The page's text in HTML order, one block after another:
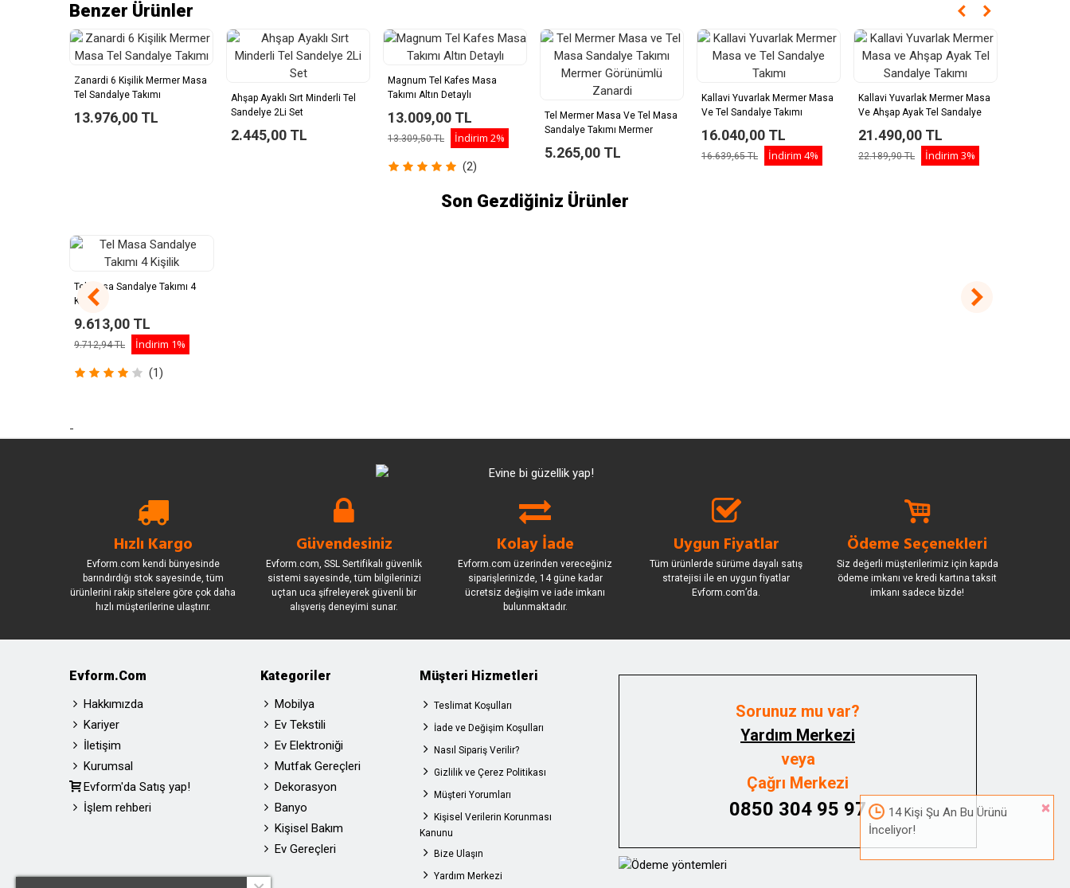
Benzer Ürünler
Zanardi 6 Kişilik Mermer Masa
Tel Sandalye Takımı
13.976,00 TL
Ahşap Ayaklı Sırt Minderli Tel
Sandelye 2Li Set
2.445,00 TL
Magnum Tel Kafes Masa
Takımı Altın Detaylı
13.009,00 TL
13.309,50 TL İndirim 2%
(2)
Tel Mermer Masa Ve Tel Masa
Sandalye Takımı Mermer
5.265,00 TL
Kallavi Yuvarlak Mermer Masa
Ve Tel Sandalye Takımı
16.040,00 TL
16.639,65 TL İndirim 4%
Kallavi Yuvarlak Mermer Masa
Ve Ahşap Ayak Tel Sandalye
21.490,00 TL
22.189,90 TL İndirim 3%
Son Gezdiğiniz Ürünler
Tel Masa Sandalye Takımı 4
Kişilik
9.613,00 TL
9.712,94 TL İndirim 1%
(1)
-
Hızlı Kargo
Evform.com kendi bünyesinde
barındırdığı stok sayesinde, tüm
ürünlerini rakip sitelere göre çok daha
hızlı müşterilerine ulaştırır.
Güvendesiniz
Evform.com, SSL Sertifikalı güvenlik
sistemi sayesinde, tüm bilgilerinizi
uçtan uca şifreleyerek güvenli bir
alışveriş deneyimi sunar.
Kolay İade
Evform.com üzerinden vereceğiniz
siparişlerinizde, 14 güne kadar
ücretsiz değişim ve iade imkanı
bulunmaktadır.
Uygun Fiyatlar
Tüm ürünlerde sürüme dayalı satış
stratejisi ile en uygun fiyatlar
Evform.com’da.
Ödeme Seçenekleri
Siz değerli müşterilerimiz için kapıda
ödeme imkanı ve kredi kartına taksit
imkanı sadece bizde!
Evform.com
Hakkımızda
Kariyer
İletişim
Kurumsal
Evform'da Satış yap!
İşlem rehberi
Kategoriler
Mobilya
Ev Tekstili
Ev Elektroniği
Mutfak Gereçleri
Dekorasyon
Banyo
Kişisel Bakım
Ev Gereçleri
Müşteri Hizmetleri
Teslimat Koşulları
İade ve Değişim Koşulları
Nasıl Sipariş Verilir?
Gizlilik ve Çerez Politikası
Müşteri Yorumları
Kişisel Verilerin Korunması
Kanunu
Bize Ulaşın
Yardım Merkezi
Sorunuz mu var?
Yardım Merkezi
veya
Çağrı Merkezi
0850 304 95 97